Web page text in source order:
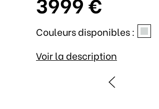
Couleurs disponibles :
Voir la description